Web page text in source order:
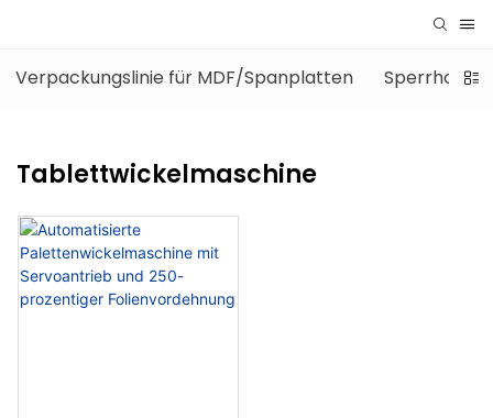
Verpackungslinie für MDF/Spanplatten Sperrholz-
Tablettwickelmaschine